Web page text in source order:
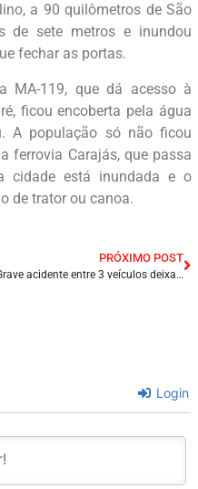
a 90 quilômetros de São
de sete metros e inundou
fechar as portas.
MA-119, que dá acesso à
ficou encoberta pela água
A população só não ficou
ferrovia Carajás, que passa
cidade está inundada e o
de trator ou canoa.
PRÓXIMO POST
Grave acidente entre 3 veículos deixa vítimas em cruzamento entre as BRs 343 e 316 no estado do Piauí.
Login